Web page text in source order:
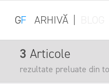
GF ARHIVĂ
3 Articole
rezultate preluate din